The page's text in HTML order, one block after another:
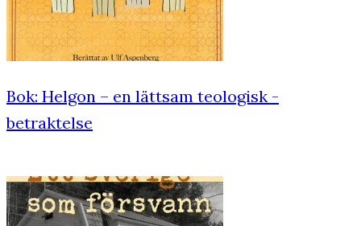
Bok: Helgon – en lättsam teologisk ­
betraktelse